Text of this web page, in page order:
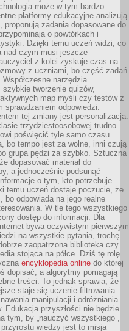
może w tym bardzo
platformy edukacyjne analizują
proponują zadania dopasowane do
o powtórkach i
Dzięki temu uczeń widzi, co
nad czym musi jeszcze
z kolei zyskuje czas na
z uczniami, bo część zadań
narzędzia
szybkie tworzenie quizów,
map myśli czy testów z
sprawdzaniem odpowiedzi.
tej zmiany jest personalizacja.
trzydziestoosobowej trudno
poświęcić tyle samo czasu.
bo tempo jest za wolne, inni czują
grupa pędzi za szybko. Sztuczna
dopasować materiał do
a jednocześnie podsunąć
o tym, kto potrzebuje
temu uczeń dostaje poczucie, że
bo odpowiada na jego realne
W tle tego wszystkiego
dostęp do informacji. Dla
bywa oczywistym pierwszym
na wszystkie pytania, trochę
zaopatrzona biblioteka czy
stojąca na półce. Dziś tę rolę
encyklopedia online do której
dopisać, a algorytmy pomagają
treści. To jednak sprawia, że
staje się uczenie filtrowania
manipulacji i odróżniania
Edukacja przyszłości nie będzie
tym, by „nauczyć wszystkiego”,
wiedzy jest to misja